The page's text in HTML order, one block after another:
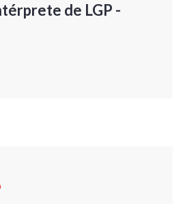
de LGP -